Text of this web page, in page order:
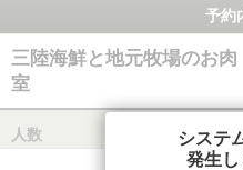
予約
三陸海鮮と地元牧場のお
室
人数
システ
発生し